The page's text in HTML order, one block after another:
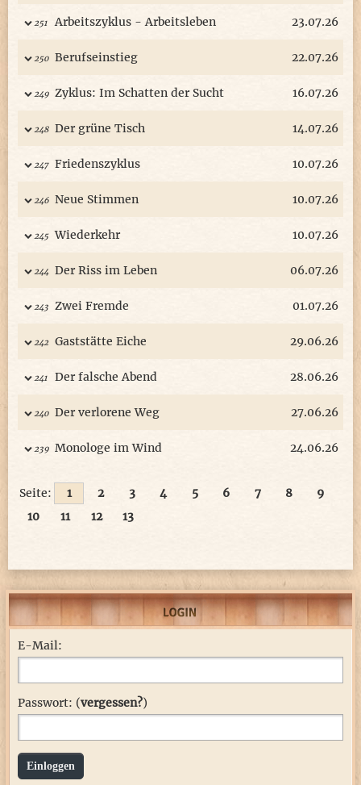
251 Arbeitszyklus - Arbeitsleben 23.07.26
250 Berufseinstieg 22.07.26
249 Zyklus: Im Schatten der Sucht 16.07.26
248 Der grüne Tisch 14.07.26
247 Friedenszyklus 10.07.26
246 Neue Stimmen 10.07.26
245 Wiederkehr 10.07.26
244 Der Riss im Leben 06.07.26
243 Zwei Fremde 01.07.26
242 Gaststätte Eiche 29.06.26
241 Der falsche Abend 28.06.26
240 Der verlorene Weg 27.06.26
239 Monologe im Wind 24.06.26
Seite: 1 2 3 4 5 6 7 8
9
10
11 12 13
E-Mail:
Passwort: (vergessen?)
Einloggen